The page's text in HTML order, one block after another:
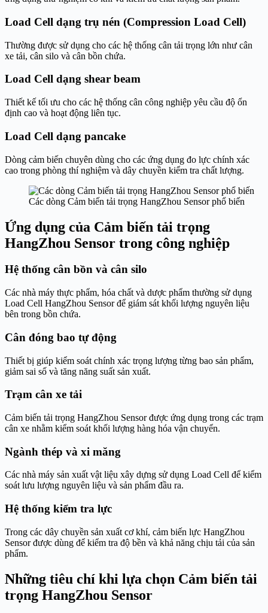
Load Cell dạng trụ nén (Compression Load Cell)
Thường được sử dụng cho các hệ thống cân tải trọng lớn như cân
xe tải, cân silo và cân bồn chứa.
Load Cell dạng shear beam
Thiết kế tối ưu cho các hệ thống cân công nghiệp yêu cầu độ ổn
định cao và hoạt động liên tục.
Load Cell dạng pancake
Dòng cảm biến chuyên dùng cho các ứng dụng đo lực chính xác
cao trong phòng thí nghiệm và dây chuyền kiểm tra chất lượng.
Các dòng Cảm biến tải trọng HangZhou Sensor phổ biến
Ứng dụng của Cảm biến tải trọng
HangZhou Sensor trong công nghiệp
Hệ thống cân bồn và cân silo
Các nhà máy thực phẩm, hóa chất và dược phẩm thường sử dụng
Load Cell HangZhou Sensor để giám sát khối lượng nguyên liệu
bên trong bồn chứa.
Cân đóng bao tự động
Thiết bị giúp kiểm soát chính xác trọng lượng từng bao sản phẩm,
giảm sai số và tăng năng suất sản xuất.
Trạm cân xe tải
Cảm biến tải trọng HangZhou Sensor được ứng dụng trong các trạm
cân xe nhằm kiểm soát khối lượng hàng hóa vận chuyển.
Ngành thép và xi măng
Các nhà máy sản xuất vật liệu xây dựng sử dụng Load Cell để kiểm
soát lưu lượng nguyên liệu và sản phẩm đầu ra.
Hệ thống kiểm tra lực
Trong các dây chuyền sản xuất cơ khí, cảm biến lực HangZhou
Sensor được dùng để kiểm tra độ bền và khả năng chịu tải của sản
phẩm.
Những tiêu chí khi lựa chọn Cảm biến tải
trọng HangZhou Sensor